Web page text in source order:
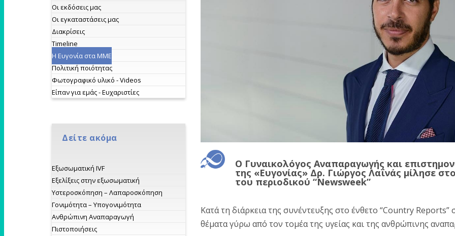
Οι εκδόσεις μας
Οι εγκαταστάσεις μας
Διακρίσεις
Timeline
Η Ευγονία στα ΜΜΕ
Πολιτική ποιότητας
Φωτογραφικό υλικό - Videos
Είπαν για εμάς - Ευχαριστίες
Δείτε ακόμα
Εξωσωματική IVF
Εξελίξεις στην εξωσωματική
Υστεροσκόπηση – Λαπαροσκόπηση
Γονιμότητα – Υπογονιμότητα
Ανθρώπινη Αναπαραγωγή
Πιστοποιήσεις
Ο Γυναικολόγος Αναπαραγωγής και
της «Ευγονίας» Δρ. Γιώργος Λαΐνάς μίλησε
του περιοδικού “Newsweek”
Κατά τη διάρκεια της συνέντευξης στο ένθετο “Country Reports”
θέματα γύρω από τον τομέα της υγείας και της ανθρώπινης